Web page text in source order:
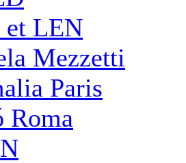
LEN
Mezzetti
Paris
Roma